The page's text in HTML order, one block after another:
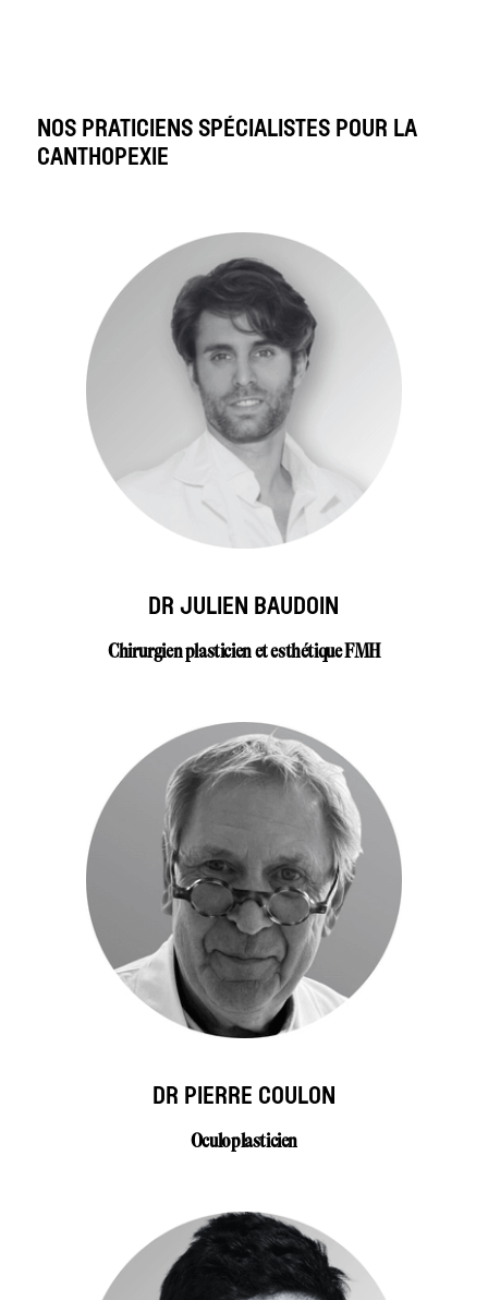
NOS PRATICIENS SPÉCIALISTES POUR LA
CANTHOPEXIE
DR JULIEN BAUDOIN
Chirurgien plasticien et esthétique FMH
DR PIERRE COULON
Oculoplasticien